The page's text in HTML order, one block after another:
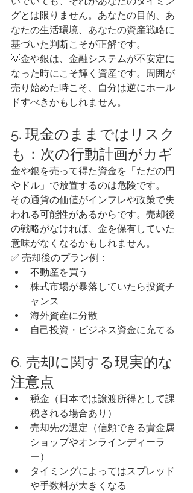
グとは限りません。あなたの目的、あ
なたの生活環境、あなたの資産戦略に
基づいた判断こそが正解です。
💡金や銀は、金融システムが不安定に
なった時にこそ輝く資産です。周囲が
売り始めた時こそ、自分は逆にホール
ドすべきかもしれません。
5. 現金のままではリスク
も：次の行動計画がカギ
金や銀を売って得た資金を「ただの円
やドル」で放置するのは危険です。
その通貨の価値がインフレや政策で失
われる可能性があるからです。売却後
の戦略がなければ、金を保有していた
意味がなくなるかもしれません。
✅ 売却後のプラン例：
不動産を買う
株式市場が暴落していたら投資チ
ャンス
海外資産に分散
自己投資・ビジネス資金に充てる
6. 売却に関する現実的な
注意点
税金（日本では譲渡所得として課
税される場合あり）
売却先の選定（信頼できる貴金属
ショップやオンラインディーラ
ー）
タイミングによってはスプレッド
や手数料が大きくなる